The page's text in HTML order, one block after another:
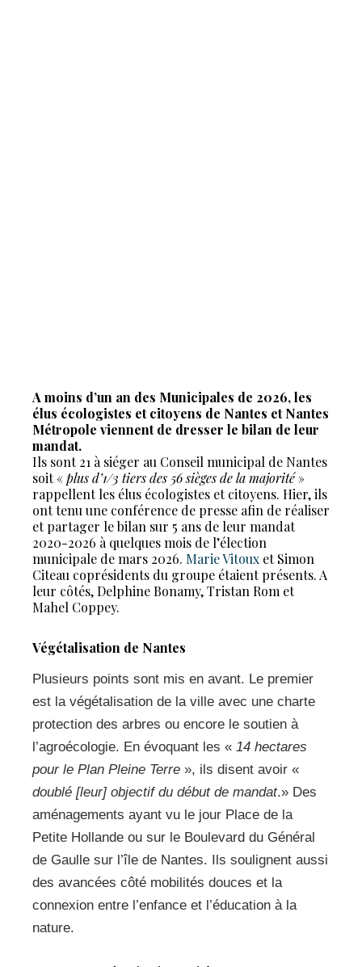
A moins d’un an des Municipales de 2026, les
élus écologistes et citoyens de Nantes et Nantes
Métropole viennent de dresser le bilan de leur
mandat.
Ils sont 21 à siéger au Conseil municipal de Nantes
soit «plus d’1/3 tiers des 56 sièges de la majorité»
rappellent les élus écologistes et citoyens. Hier, ils
ont tenu une conférence de presse afin de réaliser
et partager le bilan sur 5 ans de leur mandat
2020-2026 à quelques mois de l’élection
municipale de mars 2026. Marie Vitoux et Simon
Citeau coprésidents du groupe étaient présents. A
leur côtés, Delphine Bonamy, Tristan Rom et
Mahel Coppey.
Végétalisation de Nantes
Plusieurs points sont mis en avant. Le premier
est la végétalisation de la ville avec une charte
protection des arbres ou encore le soutien à
l’agroécologie. En évoquant les « 14 hectares
pour le Plan Pleine Terre », ils disent avoir «
doublé [leur] objectif du début de mandat.» Des
aménagements ayant vu le jour Place de la
Petite Hollande ou sur le Boulevard du Général
de Gaulle sur l’île de Nantes. Ils soulignent aussi
des avancées côté mobilités douces et la
connexion entre l’enfance et l’éducation à la
nature.